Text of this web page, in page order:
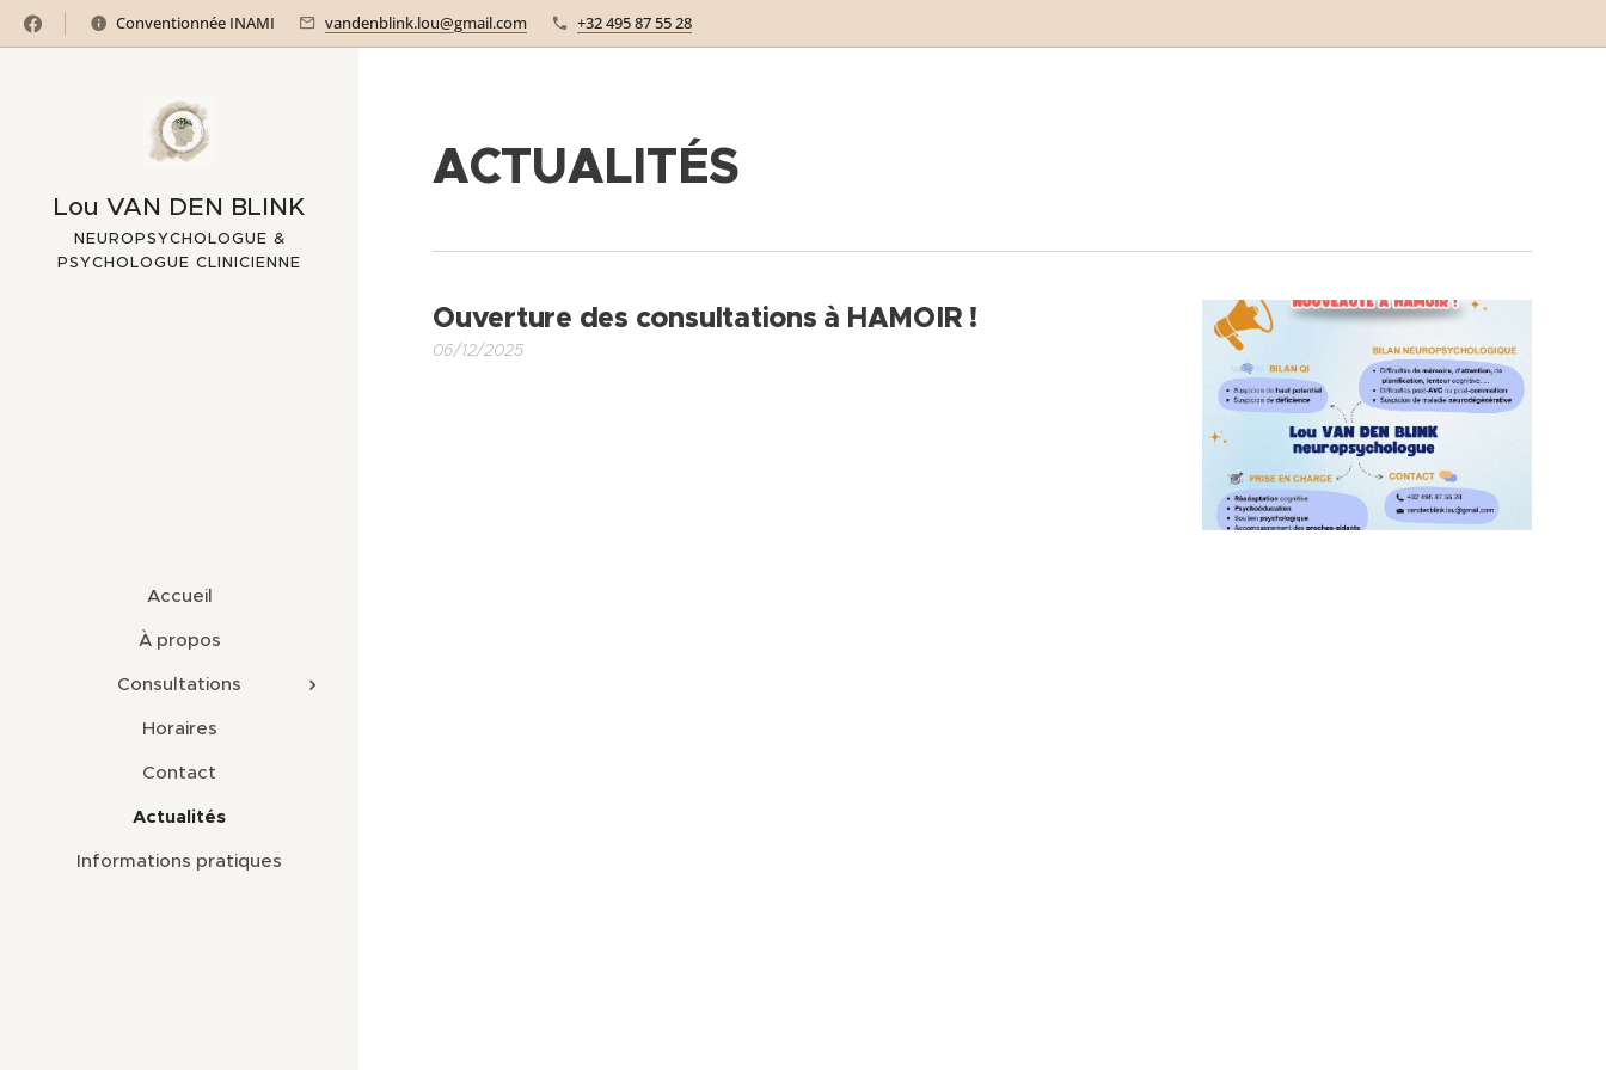
Conventionnée INAMI vandenblink.lou@gmail.com +32 495 87 55 28
Lou VAN DEN BLINK
NEUROPSYCHOLOGUE &
PSYCHOLOGUE CLINICIENNE
Accueil
À propos
Consultations
Horaires
Contact
Actualités
Informations pratiques
ACTUALITÉS
Ouverture des consultations à HAMOIR !
06/12/2025